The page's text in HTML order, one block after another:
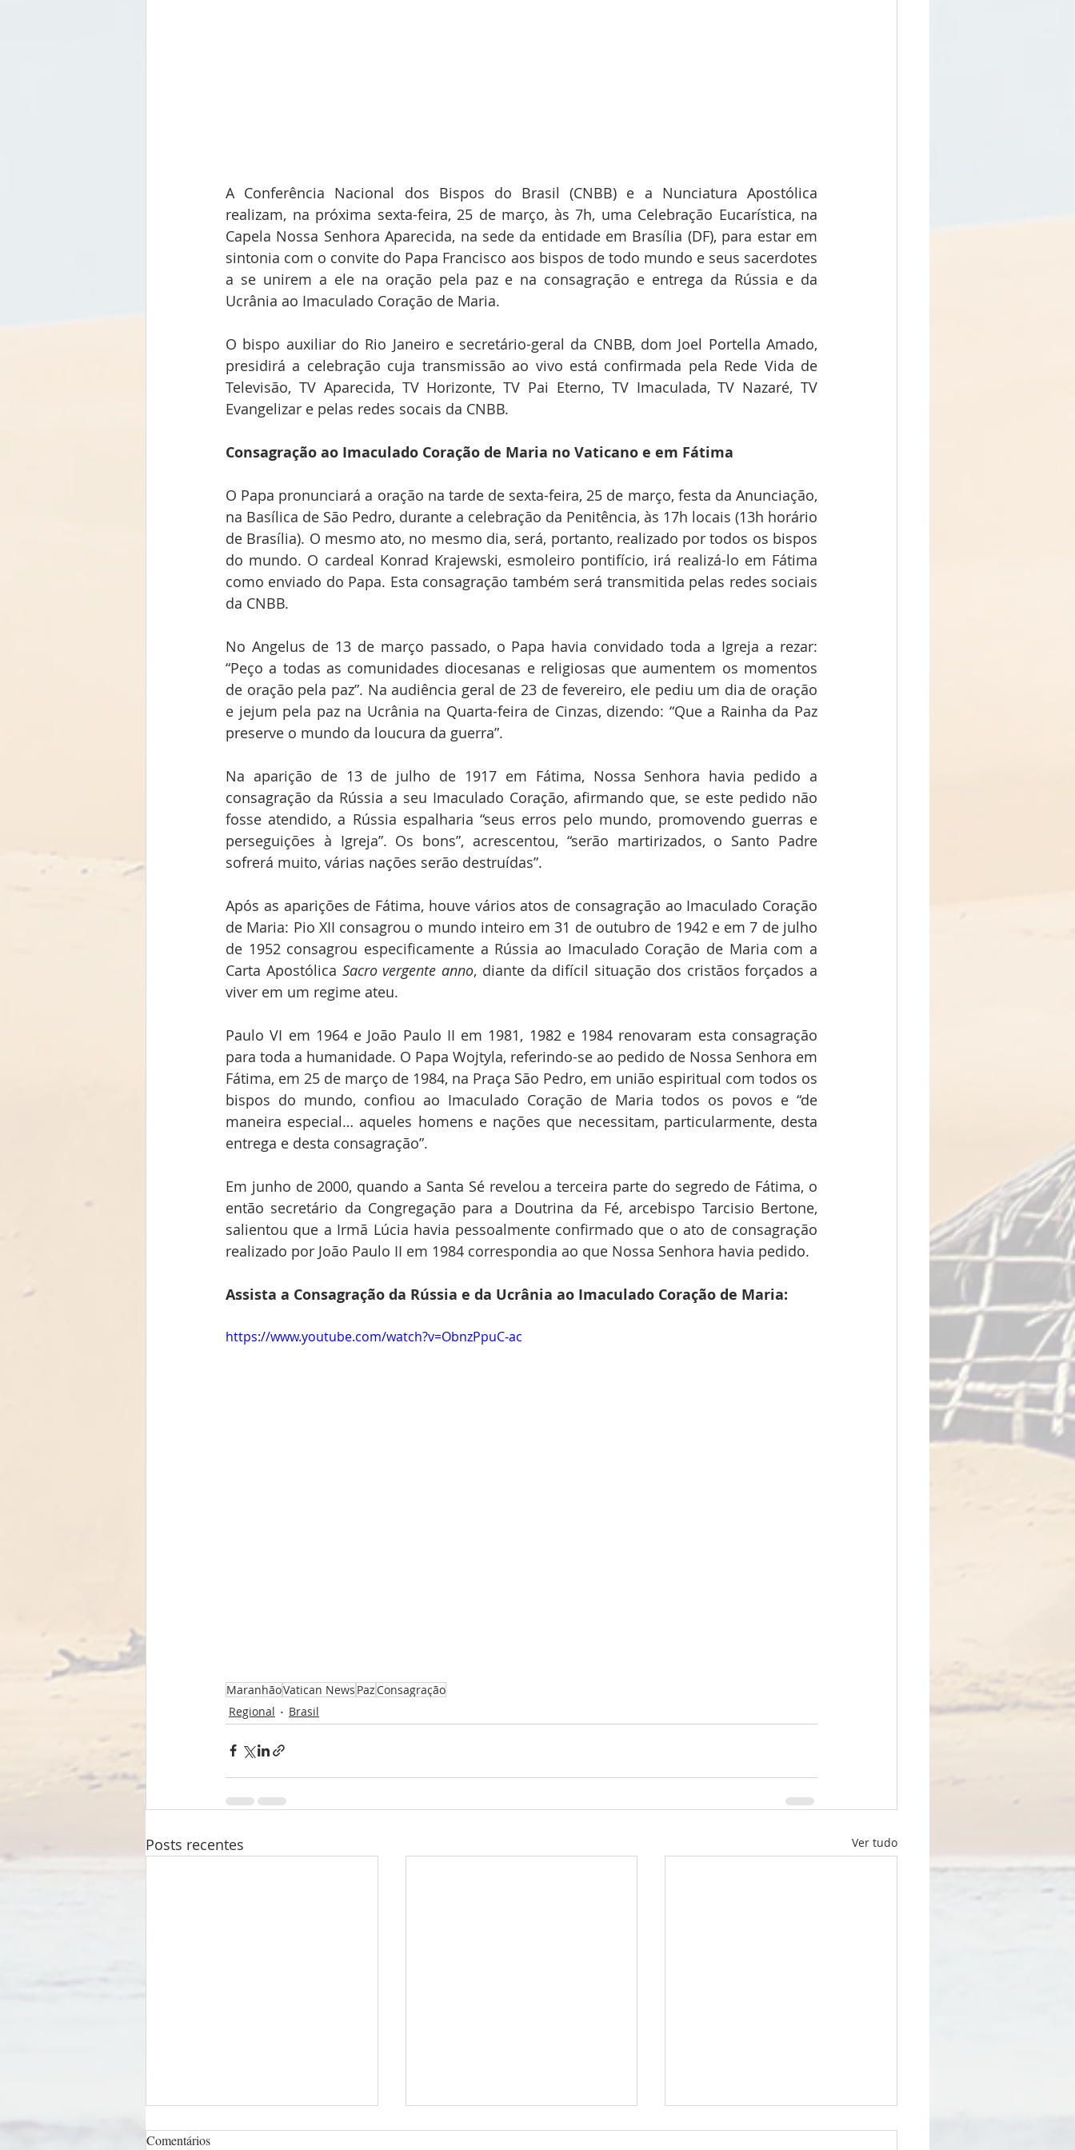
A Conferência Nacional dos Bispos do Brasil (CNBB) e a Nunciatura Apostólica
realizam, na próxima sexta-feira, 25 de março, às 7h, uma Celebração Eucarística, na
Capela Nossa Senhora Aparecida, na sede da entidade em Brasília (DF), para estar em
sintonia com o convite do Papa Francisco aos bispos de todo mundo e seus sacerdotes
a se unirem a ele na oração pela paz e na consagração e entrega da Rússia e da
Ucrânia ao Imaculado Coração de Maria.
O bispo auxiliar do Rio Janeiro e secretário-geral da CNBB, dom Joel Portella Amado,
presidirá a celebração cuja transmissão ao vivo está confirmada pela Rede Vida de
Televisão, TV Aparecida, TV Horizonte, TV Pai Eterno, TV Imaculada, TV Nazaré, TV
Evangelizar e pelas redes socais da CNBB.
Consagração ao Imaculado Coração de Maria no Vaticano e em Fátima
O Papa pronunciará a oração na tarde de sexta-feira, 25 de março, festa da Anunciação,
na Basílica de São Pedro, durante a celebração da Penitência, às 17h locais (13h horário
de Brasília). O mesmo ato, no mesmo dia, será, portanto, realizado por todos os bispos
do mundo. O cardeal Konrad Krajewski, esmoleiro pontifício, irá realizá-lo em Fátima
como enviado do Papa. Esta consagração também será transmitida pelas redes sociais
da CNBB.
No Angelus de 13 de março passado, o Papa havia convidado toda a Igreja a rezar:
“Peço a todas as comunidades diocesanas e religiosas que aumentem os momentos
de oração pela paz”. Na audiência geral de 23 de fevereiro, ele pediu um dia de oração
e jejum pela paz na Ucrânia na Quarta-feira de Cinzas, dizendo: “Que a Rainha da Paz
preserve o mundo da loucura da guerra”.
Na aparição de 13 de julho de 1917 em Fátima, Nossa Senhora havia pedido a
consagração da Rússia a seu Imaculado Coração, afirmando que, se este pedido não
fosse atendido, a Rússia espalharia “seus erros pelo mundo, promovendo guerras e
perseguições à Igreja”. Os bons”, acrescentou, “serão martirizados, o Santo Padre
sofrerá muito, várias nações serão destruídas”.
Após as aparições de Fátima, houve vários atos de consagração ao Imaculado Coração
de Maria: Pio XII consagrou o mundo inteiro em 31 de outubro de 1942 e em 7 de julho
de 1952 consagrou especificamente a Rússia ao Imaculado Coração de Maria com a
Carta Apostólica Sacro vergente anno, diante da difícil situação dos cristãos forçados a
viver em um regime ateu.
Paulo VI em 1964 e João Paulo II em 1981, 1982 e 1984 renovaram esta consagração
para toda a humanidade. O Papa Wojtyla, referindo-se ao pedido de Nossa Senhora em
Fátima, em 25 de março de 1984, na Praça São Pedro, em união espiritual com todos os
bispos do mundo, confiou ao Imaculado Coração de Maria todos os povos e “de
maneira especial… aqueles homens e nações que necessitam, particularmente, desta
entrega e desta consagração”.
Em junho de 2000, quando a Santa Sé revelou a terceira parte do segredo de Fátima, o
então secretário da Congregação para a Doutrina da Fé, arcebispo Tarcisio Bertone,
salientou que a Irmã Lúcia havia pessoalmente confirmado que o ato de consagração
realizado por João Paulo II em 1984 correspondia ao que Nossa Senhora havia pedido.
Assista a Consagração da Rússia e da Ucrânia ao Imaculado Coração de Maria:
https://www.youtube.com/watch?v=ObnzPpuC-ac
MaranhãoVatican News Paz Consagração
Regional
Brasil
Posts recentes Ver tudo
Comentários